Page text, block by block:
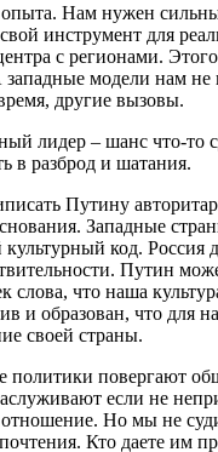
опыта. Нам нужен
инструмент для
с регионами. Этого
западные модели нам не
другие вызовы.
лидер – шанс что-то
в разброд и шатания.
Путину
Западные
код. Россия
Путин
слова, что наша
и образован, что для
своей страны.
политики повергают
если не
отношение. Но мы не
Кто даете им